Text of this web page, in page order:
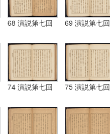
68 演説第七回 69 演説第七回
74 演説第七回 75 演説第七回